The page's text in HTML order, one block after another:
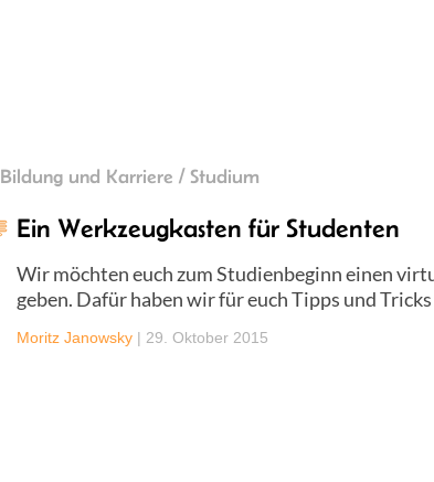
Bildung und Karriere / Studium
Ein Werkzeugkasten für Studenten
Wir möchten euch zum Studienbeginn einen
geben. Dafür haben wir für euch Tipps und
Moritz Janowsky | 29. Oktober 2015